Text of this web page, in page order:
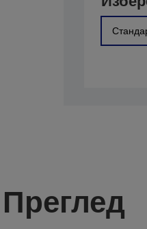
Преглед